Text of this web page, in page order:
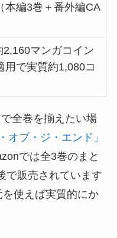
本編3巻＋番外編CA
マンガコイン
用で実質約1,080コ
全巻を揃えたい場
オブ・ジ・エンド」
では全3巻のまと
で販売されています
使えば実質的にか